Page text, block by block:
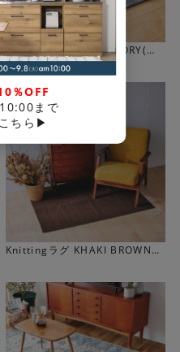
ペットを製造する中で感
さ、快適さ、素晴らしさ
思いから生まれたブランド
」がコンセプトになって
えるように、豊富な色と
のをお選びいただけま
Knittingラグ NAVY×IVORY(選
べる10サイズ)
Knittingラグ KHAKI BROWN
％OFF
まで
ちら▶